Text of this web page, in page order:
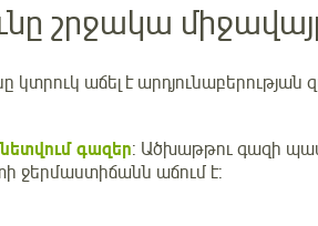
շրջակա
աճել է արդյունաբերության
գազեր: Ածխաթթու գազի
ջերմաստիճանն աճում է: